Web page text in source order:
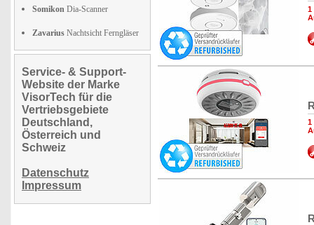
Somikon Dia-Scanner
Zavarius Nachtsicht Ferngläser
Service- & Support-
Website der Marke
VisorTech für die
Vertriebsgebiete
Deutschland,
Österreich und
Schweiz
Datenschutz
Impressum
1
1